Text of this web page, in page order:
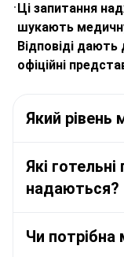
Ці запитання
шукають
Відповіді дають
офіційні
Який рівень
Які
надаються?
Чи потрібна